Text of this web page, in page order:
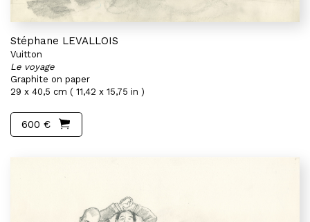
Stéphane LEVALLOIS
Vuitton
Le voyage
Graphite on paper
29 x 40,5 cm ( 11,42 x 15,75 in )
600 €